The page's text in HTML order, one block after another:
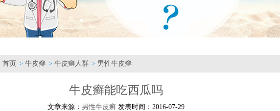
首页 > 牛皮癣 > 牛皮癣人群 > 男性牛皮癣
牛皮癣能吃西瓜吗
文章来源： 男性牛皮癣发表时间：2016-07-29